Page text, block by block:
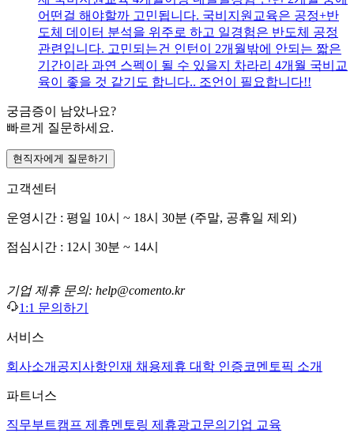
어떤걸 해야할까 고민됩니다. 국비지원교육은 공정+반
도체 데이터 분석을 위주로 하고 일경험은 반도체 공정
관련입니다. 고민되는건 인턴이 2개월밖에 안되는 짧은
기간이라 과연 스펙이 될 수 있을지 차라리 4개월 국비교
육이 좋을 것 같기도 합니다.. 조언이 필요합니다!!
궁금증이 남았나요?
빠르게 질문하세요.
현직자에게 질문하기
고객센터
운영시간 : 평일 10시 ~ 18시 30분 (주말, 공휴일 제외)
점심시간 : 12시 30분 ~ 14시
기업 제휴 문의: help@comento.kr
1:1 문의하기
서비스
회사소개 공지사항인재 채용제휴 대학 인증코멘토픽 소개
파트너스
직무부트캠프 제휴멘토링 제휴광고문의 기업 교육